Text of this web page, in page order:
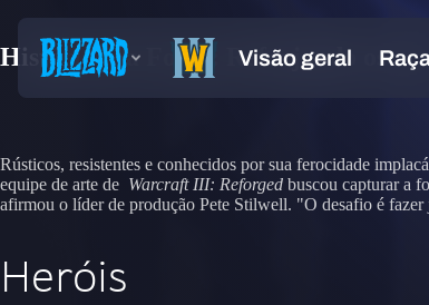
Histórias da Forja: Reforjando os
Rústicos, resistentes e conhecidos por sua ferocidade
equipe de arte de Warcraft III: Reforged buscou capturar a
afirmou o líder de produção Pete Stilwell. "O desafio é fazer
Heróis